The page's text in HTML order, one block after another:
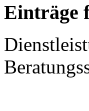
Einträge